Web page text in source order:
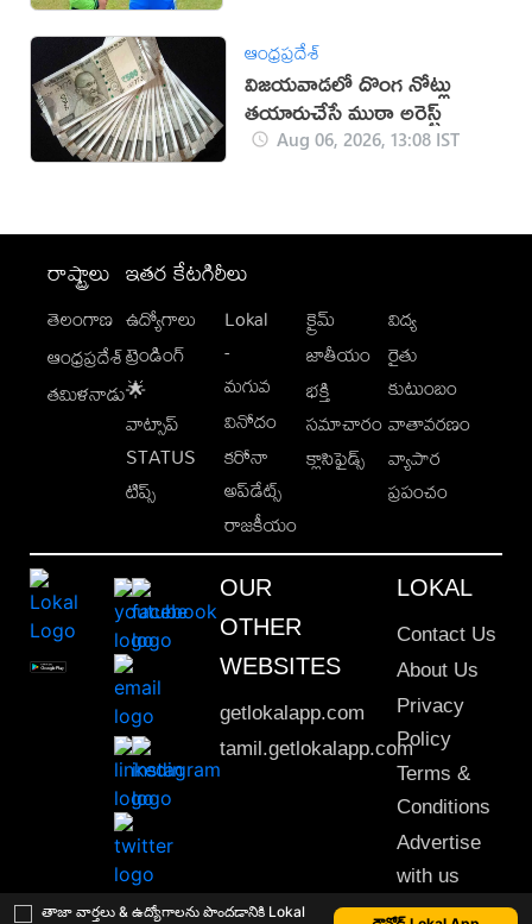
తాజా వార్తలు & ఉద్యోగాలను పొందడానికి Lokal
ఆంధ్రప్రదేశ్
విజయవాడలో దొంగ నోట్లు
తయారుచేసే ముఠా అరెస్ట్
Aug 06, 2026, 13:08 IST
రాష్ట్రాలు
తెలంగాణ
ఆంధ్రప్రదేశ్
తమిళనాడు
ఇతర కేటగిరీలు
ఉద్యోగాలు
ట్రెండింగ్
🌟
వాట్సాప్
STATUS
టిప్స్
Lokal
-
మగువ
వినోదం
కరోనా
అప్‌డేట్స్
రాజకీయం
క్రైమ్
జాతీయం
భక్తి
సమాచారం
క్లాసిఫైడ్స్
విద్య
రైతు
కుటుంబం
వాతావరణం
వ్యాపార
ప్రపంచం
OUR
OTHER
WEBSITES
getlokalapp.com
tamil.getlokalapp.com
LOKAL
Contact Us
About Us
Privacy
Policy
Terms &
Conditions
Advertise
with us
Sitemap